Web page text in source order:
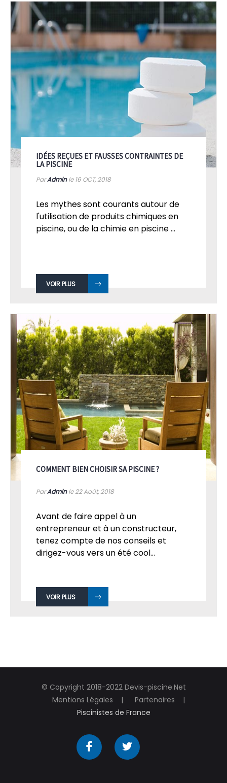
IDÉES REÇUES ET FAUSSES CONTRAINTES DE
LA PISCINE
ParAdminle 16 OCT, 2018
Les mythes sont courants autour de
l'utilisation de produits chimiques en
piscine, ou de la chimie en piscine ...
VOIR PLUS
COMMENT BIEN CHOISIR SA PISCINE ?
ParAdminle 22Août, 2018
Avant de faire appel à un
entrepreneur et à un constructeur,
tenez compte de nos conseils et
dirigez-vous vers un été cool...
VOIR PLUS
© Copyright 2018-2022 Devis-piscine.Net
Mentions Légales
Partenaires
Piscinistes de France